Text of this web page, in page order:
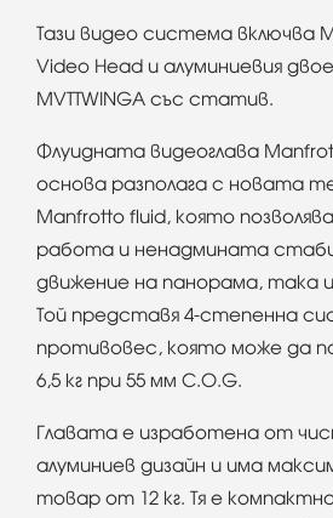
Тази видео система включва
Video Head и алуминиевия
MVTTWINGA със статив.
Флуидната видеоглава
основа разполага с новата
Manfrotto fluid, която
работа и ненадмината
движение на панорама, така и
Той представя 4-степенна
противовес, която може да
6,5 кг при 55 мм C.O.G.
Главата е изработена от
алуминиев дизайн и има
товар от 12 кг. Тя е